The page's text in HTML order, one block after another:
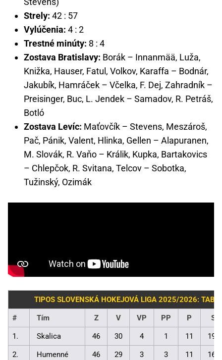
Strely: 42 : 57
Vylúčenia: 4 : 2
Trestné minúty: 8 : 4
Zostava Bratislavy: Borák – Innanmää, Luža,
Knižka, Hauser, Fatul, Volkov, Karaffa – Bodnár,
Jakubík, Hamráček – Včelka, F. Dej, Zahradník –
Preisinger, Buc, L. Jendek – Samadov, R. Petráš,
Botló
Zostava Levíc: Maťovčík – Stevens, Meszároš,
Pač, Pánik, Valent, Hlinka, Gellen – Alapuranen,
M. Slovák, R. Vaňo – Králik, Kupka, Bartakovics
– Chlepčok, R. Svitana, Telcov – Sobotka,
Tužinský, Ozimák
TIPOS SLOVENSKÁ HOKEJOVÁ LIGA 2025/2026:
# Tím Z V VP PP P
1. Skalica 46 30 4 1 11
2. Humenné 46 29 3 3 11